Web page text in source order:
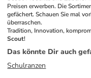
Preisen erwerben. Die
gefächert. Schauen Sie mal
überraschen.
Scout!
Das könnte Dir auch
Schulranzen